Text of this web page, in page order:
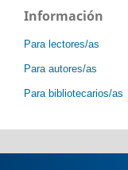
Información
Para lectores/as
Para autores/as
Para bibliotecarios/as